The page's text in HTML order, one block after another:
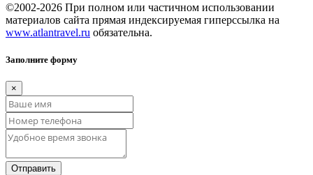
©2002-2026 При полном или частичном использовании
материалов сайта прямая индексируемая гиперссылка на
www.atlantravel.ru обязательна.
Заполните форму
×
Отправить